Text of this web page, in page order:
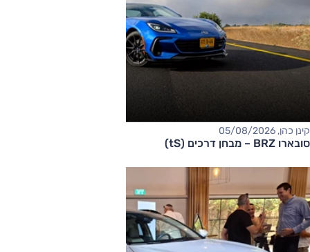
קינן כהן, 05/08/2026
סובארו BRZ – מבחן דרכים (tS)